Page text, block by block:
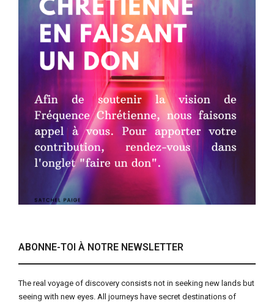
ABONNE-TOI À NOTRE NEWSLETTER
The real voyage of discovery consists not in seeking new lands but
seeing with new eyes. All journeys have secret destinations of